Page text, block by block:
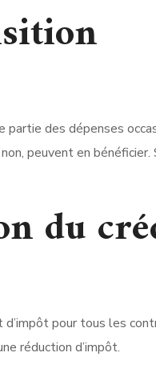
partie des dépenses
peuvent en
du
pour tous les
réduction d’impôt.